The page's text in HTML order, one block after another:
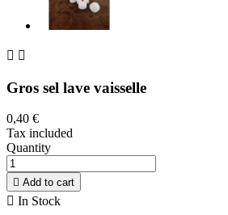
 
Gros sel lave vaisselle
0,40 €
Tax included
Quantity
 Add to cart
 In Stock